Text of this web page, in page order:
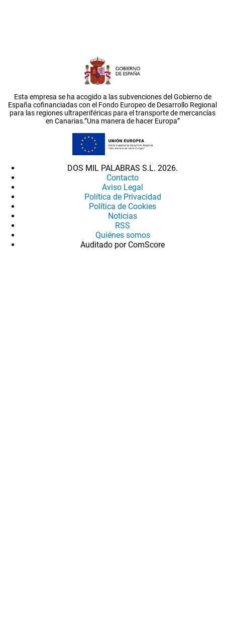
Esta empresa se ha acogido a las subvenciones del Gobierno de
España cofinanciadas con el Fondo Europeo de Desarrollo Regional
para las regiones ultraperiféricas para el transporte de mercancías
en Canarias.”Una manera de hacer Europa”
DOS MIL PALABRAS S.L. 2026.
Contacto
Aviso Legal
Política de Privacidad
Política de Cookies
Noticias
RSS
Quiénes somos
Auditado por ComScore